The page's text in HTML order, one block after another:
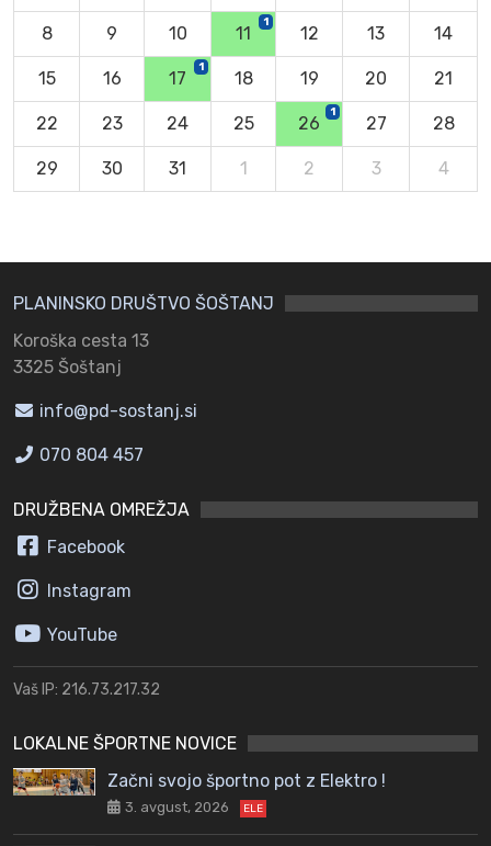
8 9 10 11
1
12 13 14
15 16 17
1
18 19 20 21
22 23 24 25 26
1
27 28
29 30 31 1 2 3 4
PLANINSKO DRUŠTVO ŠOŠTANJ
Koroška cesta 13
3325 Šoštanj
info@pd-sostanj.si
070 804 457
DRUŽBENA OMREŽJA
Facebook
Instagram
YouTube
Vaš IP: 216.73.217.32
LOKALNE ŠPORTNE NOVICE
Začni svojo športno pot z Elektro !
3. avgust, 2026 ELE